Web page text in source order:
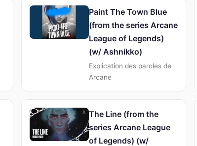
Paint The Town Blue
(from the series Arcane
League of Legends)
(w/ Ashnikko)
Explication des paroles de
Arcane
The Line (from the
series Arcane League
of Legends) (w/